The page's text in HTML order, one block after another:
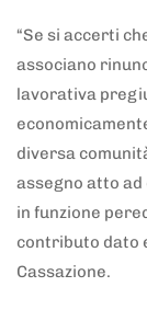
“Se si accerti
associano
lavorativa
diversa
assegno atto
in funzione
contributo dato
Cassazione.